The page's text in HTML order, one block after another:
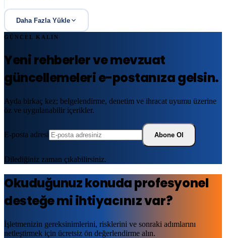
Daha Fazla Yükle
GÜNCEL KALIN
Yeni rehberler ve mevzuat
güncellemeleri e-postanıza gelsin.
Ayda birkaç kez; belgelendirme, denetim ve ihracat uyumu üzerine
öz ve uygulanabilir içerikler.
E-posta adresi Abone Ol
Dilediğiniz zaman çıkabilirsiniz.
Okuduğunuz konuda profesyonel
desteğe mi ihtiyacınız var?
İşletmenizin gereksinimlerini, risklerini ve sonraki adımlarını
netleştirmek için ücretsiz ön değerlendirme alın.